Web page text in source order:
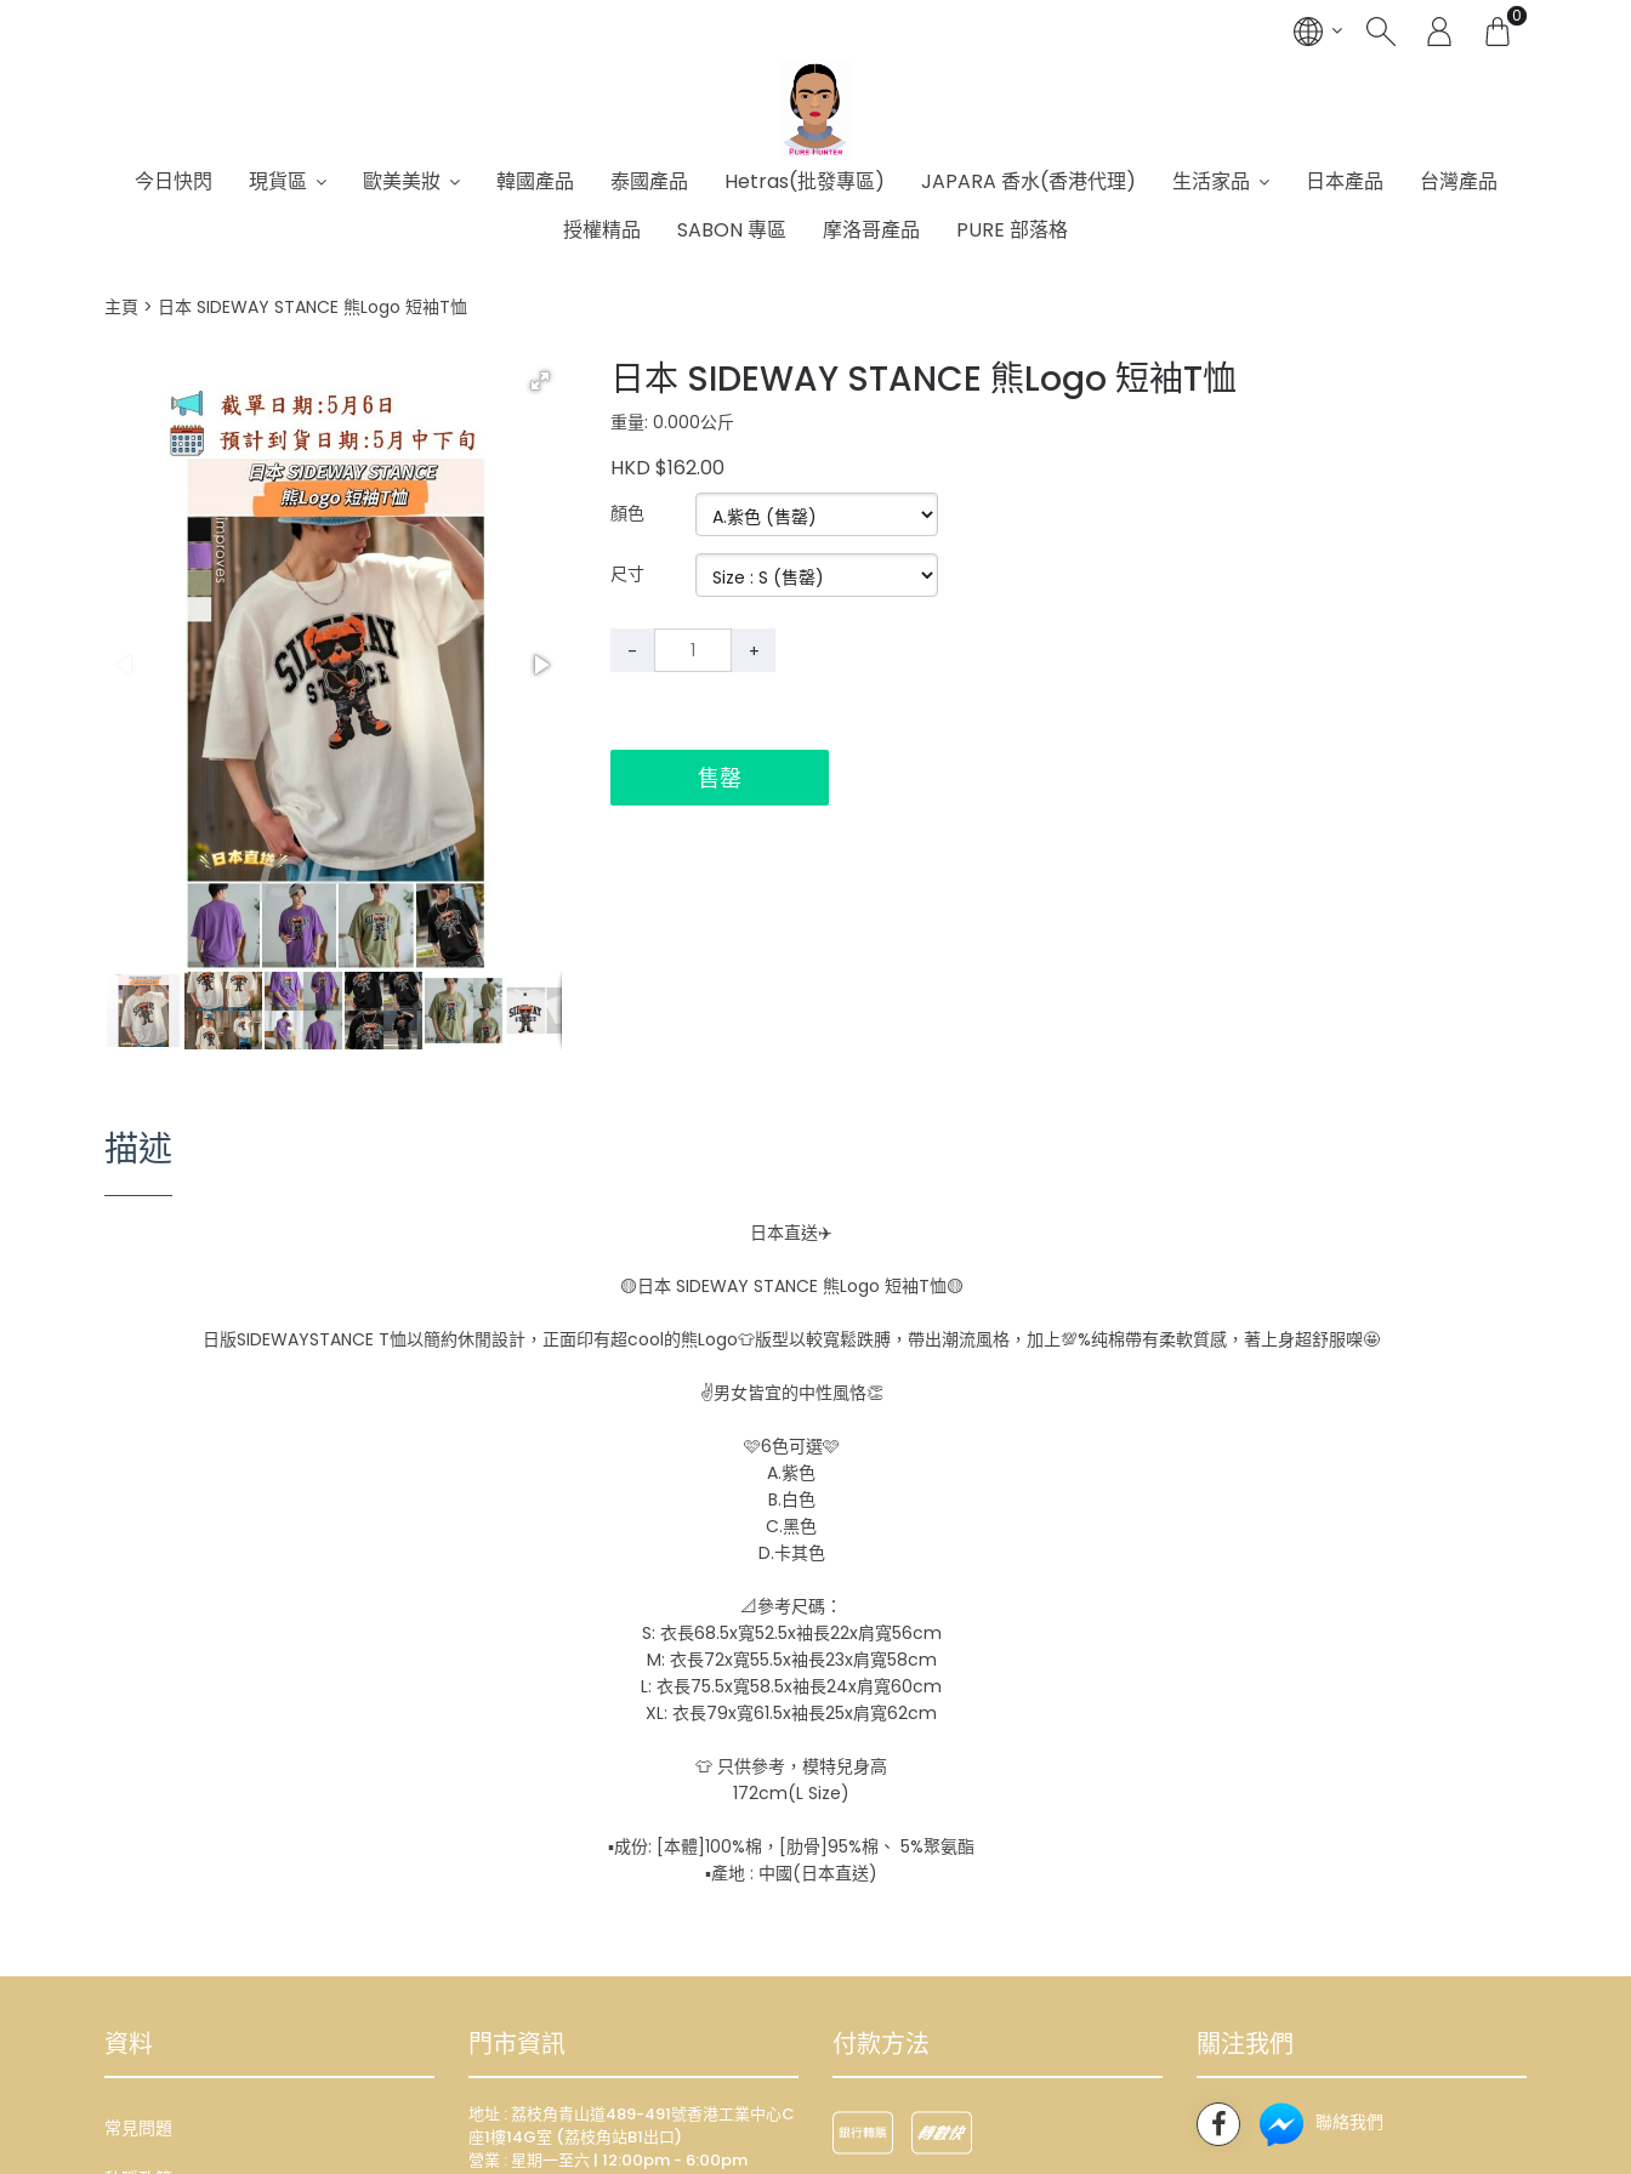
0
今日快閃 現貨區 歐美美妝 韓國產品 泰國產品 Hetras(批發專區) JAPARA 香水(香港代理) 生活家品 日本產品
台灣產品
授權精品
SABON 專區 摩洛哥產品 PURE 部落格
主頁 日本 SIDEWAY STANCE 熊Logo 短袖T恤
日本 SIDEWAY STANCE 熊Logo 短袖T恤
重量: 0.000公斤
HKD $162.00
顏色
尺寸
- +
售罄
描述
日本直送✈️
🟡日本 SIDEWAY STANCE 熊Logo 短袖T恤🟡
日版SIDEWAYSTANCE T恤以簡約休閒設計，正面印有超cool的熊Logo👕版型以較寬鬆跌膊，帶出潮流風格，加上💯%纯棉帶有柔軟質感，著上身超舒服㗎🤩
✌️男女皆宜的中性風恪👏
🩷6色可選🩷
A.紫色
B.白色
C.黑色
D.卡其色
📐參考尺碼：
S: 衣長68.5x寬52.5x袖長22x肩寬56cm
M: 衣長72x寬55.5x袖長23x肩寬58cm
L: 衣長75.5x寬58.5x袖長24x肩寬60cm
XL: 衣長79x寬61.5x袖長25x肩寬62cm
👕 只供參考，模特兒身高
172cm(L Size)
▪️成份: [本體]100%棉，[肋骨]95%棉、 5%聚氨酯
▪️產地 : 中國(日本直送)
資料
常見問題
門市資訊
地址 : 荔枝角青山道489-491號香港工業中心C
座1樓14G室 (荔枝角站B1出口)
營業 : 星期一至六 | 12:00pm - 6:00pm
付款方法 關注我們
聯絡我們